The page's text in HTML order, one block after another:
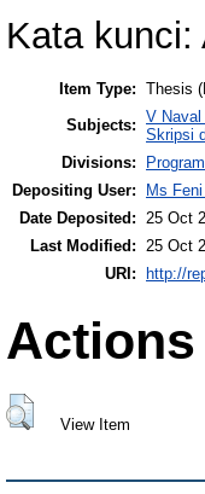
Kata
Item Type: Thesis
Subjects: V
Skripsi
Divisions:
Depositing User:
Ms
Date Deposited:
25 Oct
Last Modified:
25 Oct
URI:
http://
View Item